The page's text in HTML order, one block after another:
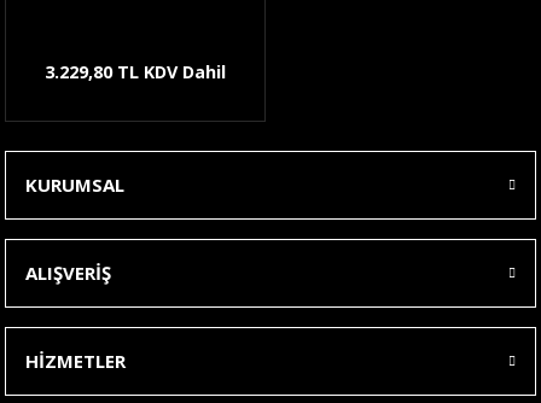
3.229,80 TL KDV Dahil
KURUMSAL
ALIŞVERİŞ
HİZMETLER